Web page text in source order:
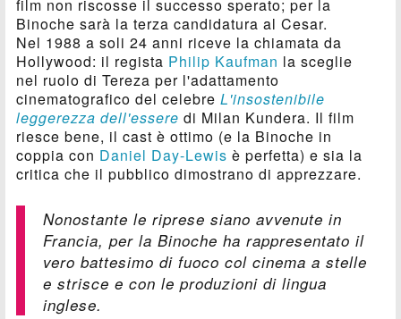
film non riscosse il successo sperato; per la
Binoche sarà la terza candidatura al Cesar.
Nel 1988 a soli 24 anni riceve la chiamata da
Hollywood: il regista Philip Kaufman la sceglie
nel ruolo di Tereza per l'adattamento
cinematografico del celebreL'insostenibile
leggerezza dell'essere di Milan Kundera. Il film
riesce bene, il cast è ottimo (e la Binoche in
coppia con Daniel Day-Lewis è perfetta) e sia la
critica che il pubblico dimostrano di apprezzare.
Nonostante le riprese siano avvenute in
Francia, per la Binoche ha rappresentato il
vero battesimo di fuoco col cinema a stelle
e strisce e con le produzioni di lingua
inglese.